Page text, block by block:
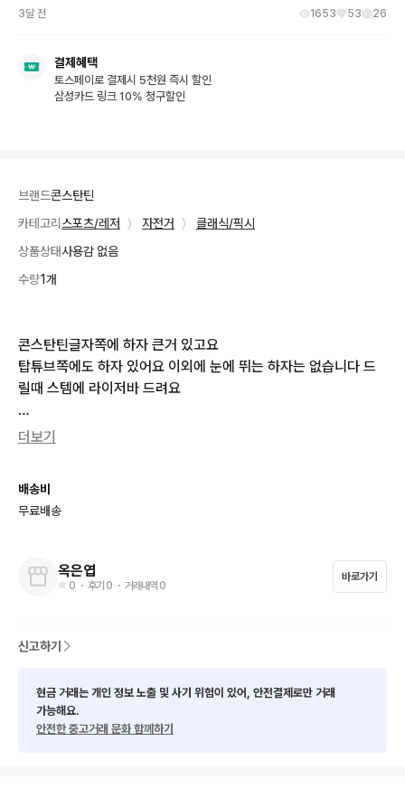
3달 전 1653 53 26
결제혜택
토스페이로 결제시 5천원 즉시 할인
삼성카드 링크 10% 청구할인
브랜드콘스탄틴
카테고리 스포츠/레저 〉 자전거 〉
클래식/픽시
상품상태사용감 없음
수량1개
콘스탄틴글자쪽에 하자 큰거 있고요
탑튜브쪽에도 하자 있어요 이외에 눈에 뛰는 하자는 없습니다 드
릴때 스템에 라이저바 드려요
직거 평택역
더보기
배송비
무료배송
옥은엽
0 ・ 후기 0 ・ 거래내역 0
바로가기
신고하기
현금 거래는 개인 정보 노출 및 사기 위험이 있어, 안전결제로만 거래
가능해요.
안전한 중고거래 문화 함께하기